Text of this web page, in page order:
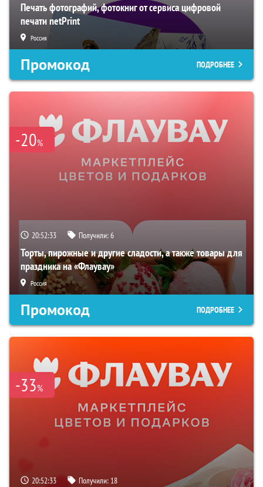
Печать фотографий, фотокниг от сервиса цифровой
печати netPrint
Россия
Промокод ПОДРОБНЕЕ
-20%
20:52:33 Получили:6
Торты, пирожные и другие сладости, а также товары для
праздника на «Флаувау»
Россия
Промокод ПОДРОБНЕЕ
-33%
20:52:33 Получили: 18